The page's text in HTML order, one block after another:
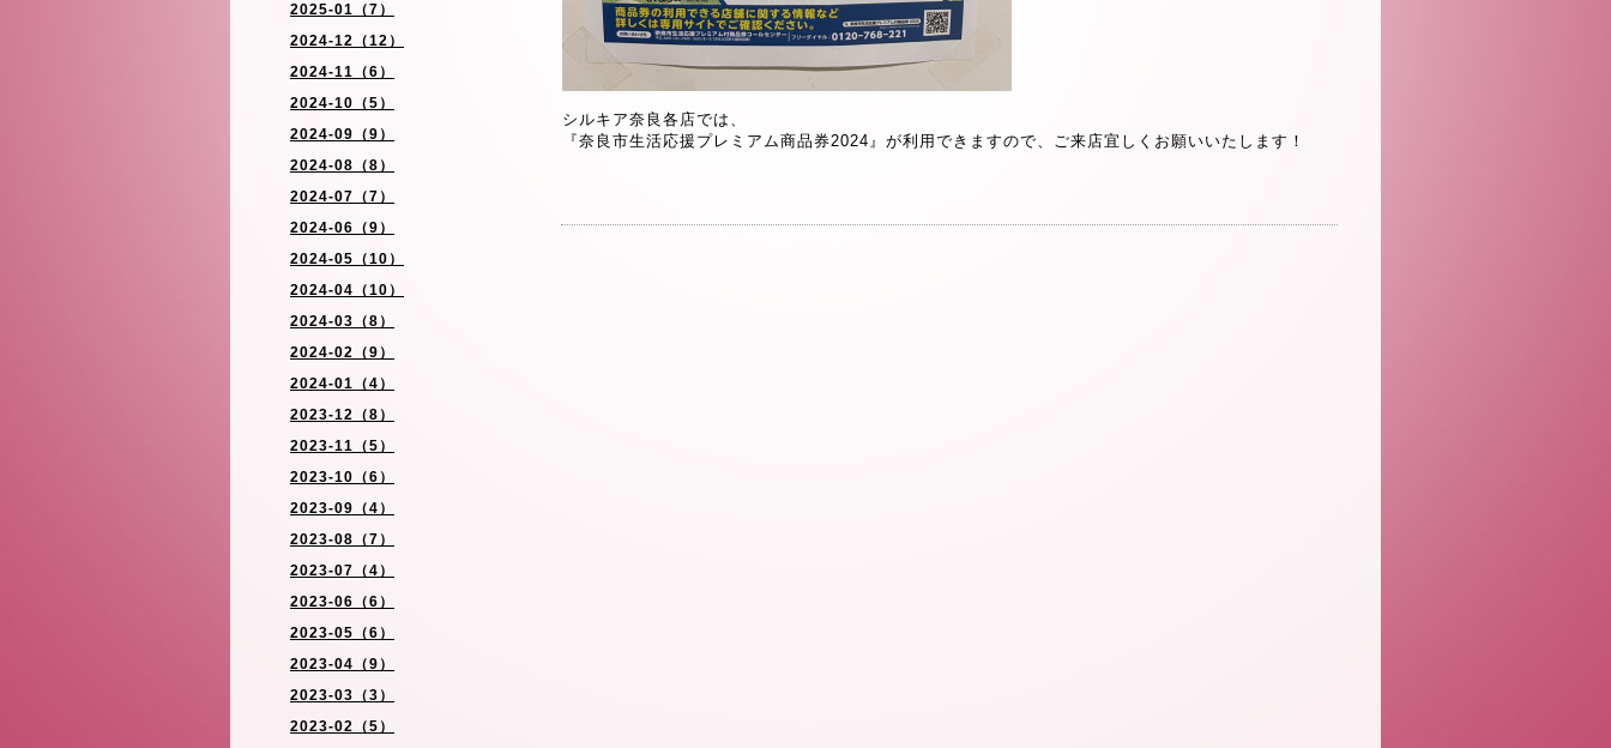
2025-01（7）
2024-12（12）
2024-11（6）
2024-10（5）
2024-09（9）
2024-08（8）
2024-07（7）
2024-06（9）
2024-05（10）
2024-04（10）
2024-03（8）
2024-02（9）
2024-01（4）
2023-12（8）
2023-11（5）
2023-10（6）
2023-09（4）
2023-08（7）
2023-07（4）
2023-06（6）
2023-05（6）
2023-04（9）
2023-03（3）
2023-02（5）
シルキア奈良各店では、
『奈良市生活応援プレミアム商品券2024』が利用できますので、ご来店宜しくお願いいたします！